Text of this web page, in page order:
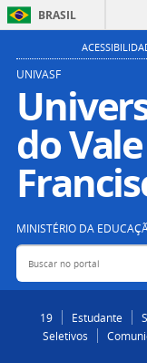
BRASIL
UNIVASF
do
MINISTÉRIO DA
Buscar no portal
19
Estudante
Seletivos